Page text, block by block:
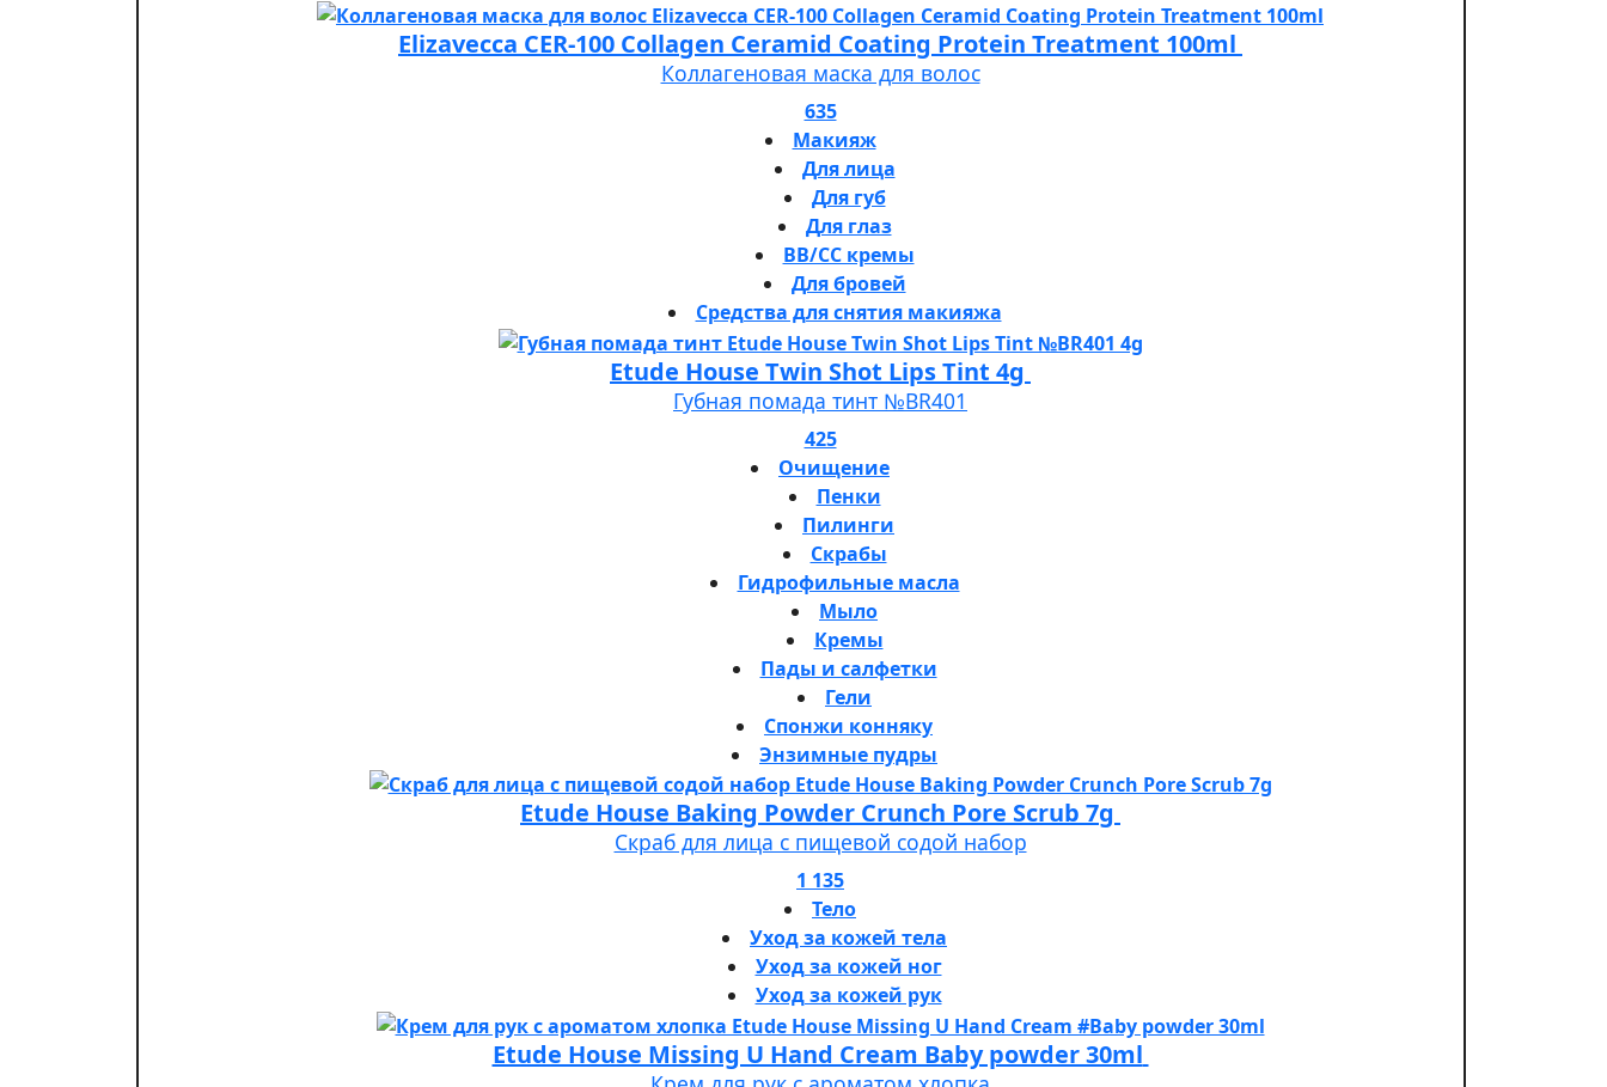
Elizavecca CER-100 Collagen Ceramid Coating Protein Treatment 100ml
Коллагеновая маска для волос
635
Макияж
Для лица
Для губ
Для глаз
BB/CC кремы
Для бровей
Средства для снятия макияжа
Etude House Twin Shot Lips Tint 4g
Губная помада тинт №BR401
425
Очищение
Пенки
Пилинги
Скрабы
Гидрофильные масла
Мыло
Кремы
Пады и салфетки
Гели
Спонжи конняку
Энзимные пудры
Etude House Baking Powder Crunch Pore Scrub 7g
Скраб для лица с пищевой содой набор
1 135
Тело
Уход за кожей тела
Уход за кожей ног
Уход за кожей рук
Etude House Missing U Hand Cream Baby powder 30ml